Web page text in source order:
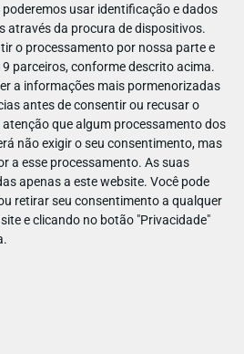
usar identificação e dados
através da procura de dispositivos.
o processamento por nossa parte e
parceiros, conforme descrito acima.
a informações mais pormenorizadas
antes de consentir ou recusar o
atenção que algum processamento dos
não exigir o seu consentimento, mas
a esse processamento. As suas
apenas a este website. Você pode
retirar seu consentimento a qualquer
e clicando no botão "Privacidade"
17